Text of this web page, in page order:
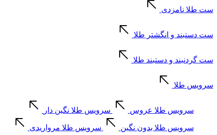
ست طلا نامزدی
ست دستبند و انگشتر طلا
ست گردنبند و دستبند طلا
سرویس طلا
سرویس طلا عروس سرویس طلا نگین دار
سرویس طلا بدون نگین سرویس طلا مرواریدی